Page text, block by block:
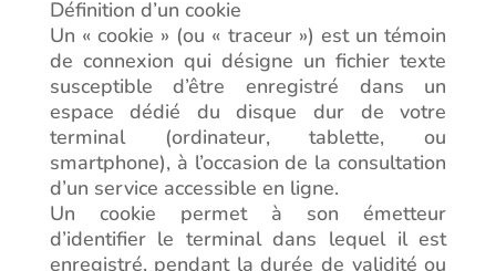
Définition d’un cookie
Un « cookie » (ou « traceur ») est un témoin
de connexion qui désigne un fichier texte
susceptible d’être enregistré dans un
espace dédié du disque dur de votre
terminal (ordinateur, tablette, ou
smartphone), à l’occasion de la consultation
d’un service accessible en ligne.
Un cookie permet à son émetteur
d’identifier le terminal dans lequel il est
enregistré, pendant la durée de validité ou